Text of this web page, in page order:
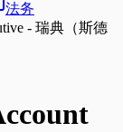
法务
- 瑞典（斯德